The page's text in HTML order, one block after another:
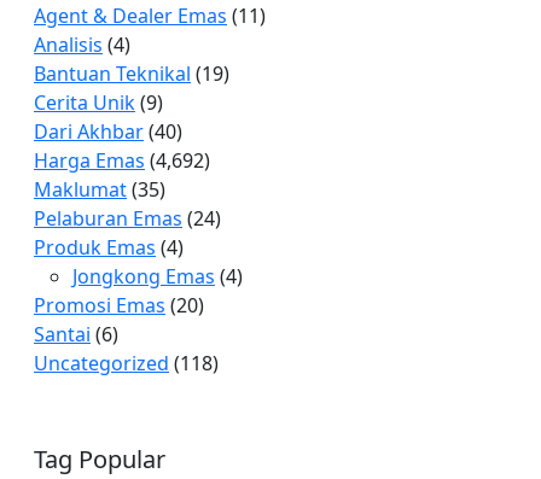
Agent & Dealer Emas (11)
Analisis (4)
Bantuan Teknikal (19)
Cerita Unik(9)
Dari Akhbar(40)
Harga Emas (4,692)
Maklumat(35)
Pelaburan Emas (24)
Produk Emas (4)
Jongkong Emas (4)
Promosi Emas (20)
Santai (6)
Uncategorized (118)
Tag Popular